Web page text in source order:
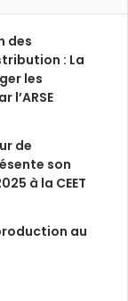
des
: La
les
l’ARSE
de
son
à la CEET
au